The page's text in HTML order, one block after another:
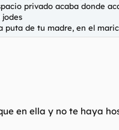
privado acaba donde
jodes
de tu madre, en el
en ella y no te haya